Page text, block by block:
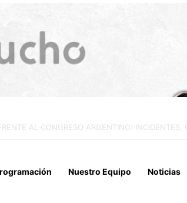
VENEZUELA OFICIALIZAN EL REINICIO DE
Nuestro Equipo Noticias